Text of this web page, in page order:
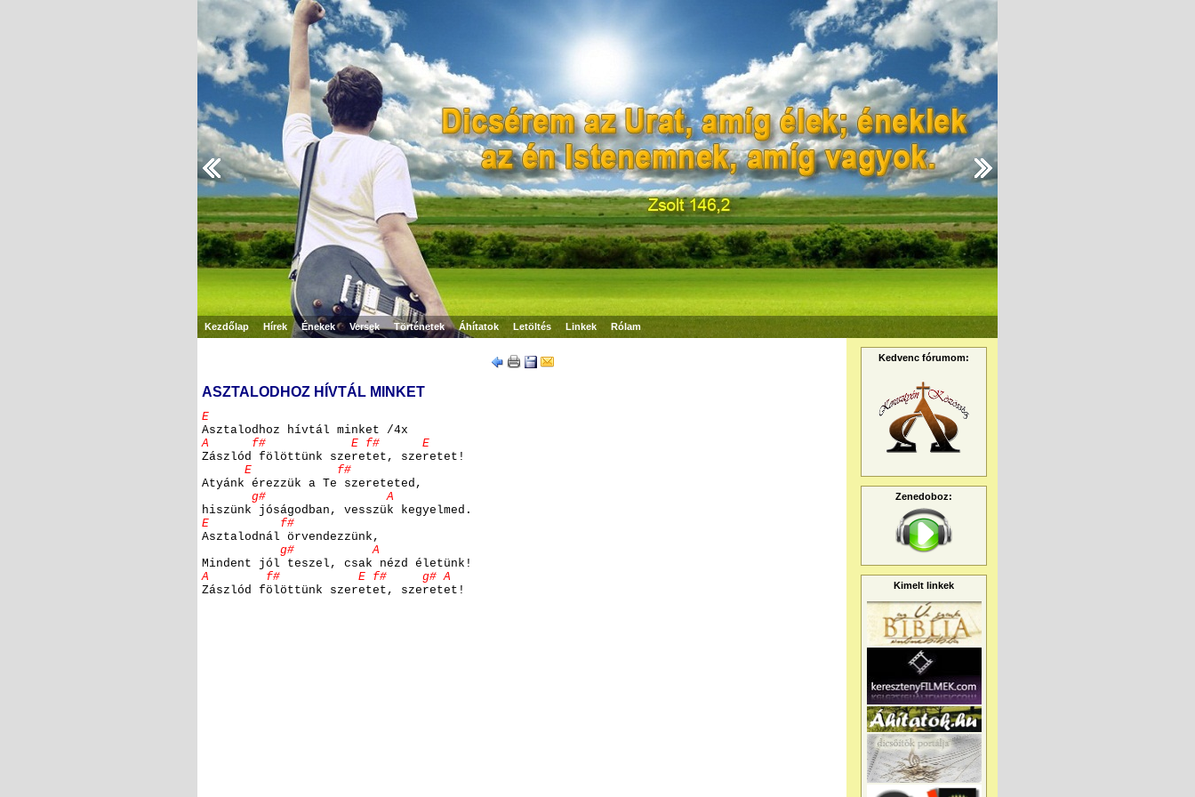
Kezdőlap Hírek Énekek Versek Történetek Áhítatok Letöltés Linkek Rólam
ASZTALODHOZ HÍVTÁL MINKET
E
Asztalodhoz hívtál minket /4x
A f# E f# E
Zászlód fölöttünk szeretet, szeretet!
E f#
Atyánk érezzük a Te szereteted,
g# A
hiszünk jóságodban, vesszük kegyelmed.
E f#
Asztalodnál örvendezzünk,
g# A
Mindent jól teszel, csak nézd életünk!
A f# E f# g# A
Zászlód fölöttünk szeretet, szeretet!
Kedvenc fórumom:
Zenedoboz:
Kimelt linkek